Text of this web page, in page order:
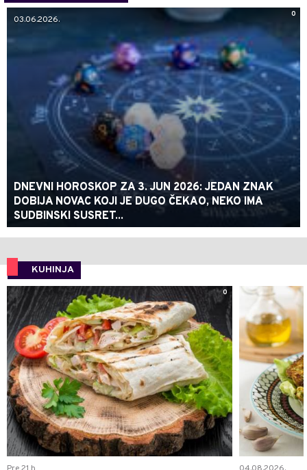
0
03.06.2026.
DNEVNI HOROSKOP ZA 3. JUN 2026: JEDAN ZNAK
DOBIJA NOVAC KOJI JE DUGO ČEKAO, NEKO IMA
SUDBINSKI SUSRET...
KUHINJA
0